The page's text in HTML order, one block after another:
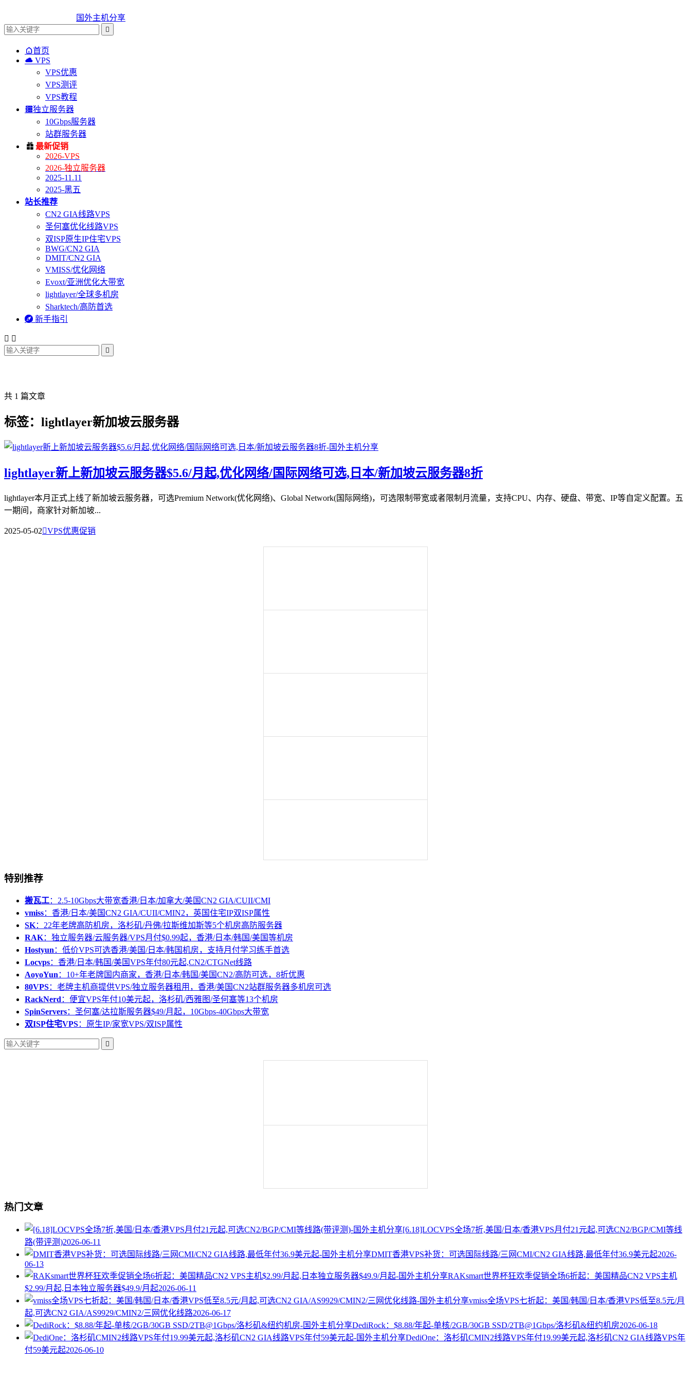
国外主机分享

首页
 VPS
VPS优惠
VPS测评
VPS教程
独立服务器
10Gbps服务器
站群服务器
 最新促销
2026-VPS
2026-独立服务器
2025-11.11
2025-黑五
站长推荐
CN2 GIA线路VPS
圣何塞优化线路VPS
双ISP原生IP住宅VPS
BWG/CN2 GIA
DMIT/CN2 GIA
VMISS/优化网络
Evoxt/亚洲优化大带宽
lightlayer/全球多机房
Sharktech/高防首选
 新手指引
 

共 1 篇文章
标签：lightlayer新加坡云服务器
lightlayer新上新加坡云服务器$5.6/月起,优化网络/国际网络可选,日本/新加坡云服务器8折
lightlayer本月正式上线了新加坡云服务器，可选Premium Network(优化网络)、Global Network(国际网络)，可选限制带宽或者限制月流量，支持CPU、内存、硬盘、带宽、IP等自定义配置。五
一期间，商家针对新加坡...
2025-05-02VPS优惠促销
特别推荐
搬瓦工：2.5-10Gbps大带宽香港/日本/加拿大/美国CN2 GIA/CUII/CMI
vmiss：香港/日本/美国CN2 GIA/CUII/CMIN2，英国住宅IP双ISP属性
SK：22年老牌高防机房，洛杉矶/丹佛/拉斯维加斯等5个机房高防服务器
RAK：独立服务器/云服务器/VPS月付$0.99起，香港/日本/韩国/美国等机房
Hostyun ：低价VPS可选香港/美国/日本/韩国机房，支持月付学习练手首选
Locvps：香港/日本/韩国/美国VPS年付80元起,CN2/CTGNet线路
AoyoYun ：10+年老牌国内商家，香港/日本/韩国/美国CN2/高防可选，8折优惠
80VPS：老牌主机商提供VPS/独立服务器租用，香港/美国CN2站群服务器多机房可选
RackNerd ：便宜VPS年付10美元起，洛杉矶/西雅图/圣何塞等13个机房
SpinServers：圣何塞/达拉斯服务器$49/月起，10Gbps-40Gbps大带宽
双ISP住宅VPS：原生IP/家宽VPS/双ISP属性

热门文章
[6.18]LOCVPS全场7折,美国/日本/香港VPS月付21元起,可选CN2/BGP/CMI等线
路(带评测)2026-06-11
DMIT香港VPS补货：可选国际线路/三网CMI/CN2 GIA线路,最低年付36.9美元起2026-
06-13
RAKsmart世界杯狂欢季促销全场6折起：美国精品CN2 VPS主机
$2.99/月起,日本独立服务器$49.9/月起2026-06-11
vmiss全场VPS七折起：美国/韩国/日本/香港VPS低至8.5元/月
起,可选CN2 GIA/AS9929/CMIN2/三网优化线路2026-06-17
DediRock：$8.88/年起-单核/2GB/30GB SSD/2TB@1Gbps/洛杉矶&纽约机房2026-06-18
DediOne：洛杉矶CMIN2线路VPS年付19.99美元起,洛杉矶CN2 GIA线路VPS年
付59美元起2026-06-10